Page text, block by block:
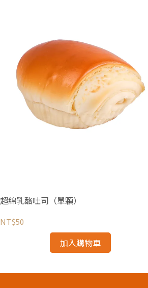
超綿乳酪吐司（單顆）
NT$50
加入購物車